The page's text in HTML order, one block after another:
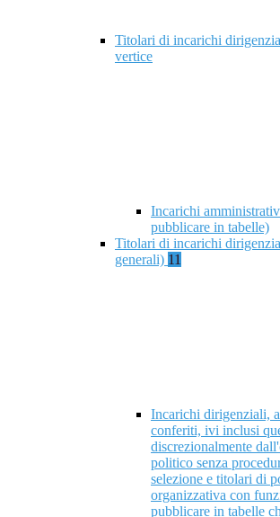
Titolari di incarichi
vertice
Incarichi
pubblicare in tabelle)
Titolari di incarichi
generali) 11
Incarichi dirigenziali,
conferiti, ivi inclusi
discrezionalmente
politico senza
selezione e titolari di
organizzativa con
pubblicare in tabelle